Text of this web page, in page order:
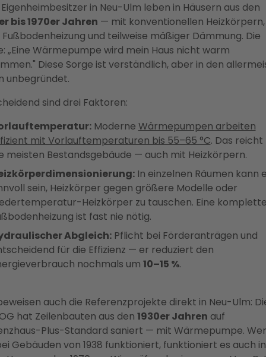
in Neu-Ulm leben in Häusern aus den
bis 1970er Jahren — mit konventionellen Heizkörpern,
und teilweise mäßiger Dämmung. Die
„Eine Wärmepumpe wird mein Haus nicht warm
Diese Sorge ist verständlich, aber in den
unbegründet.
sind drei Faktoren:
Moderne Wärmepumpen arbeiten
mit Vorlauftemperaturen bis 55–65 °C. Das reicht
meisten Bestandsgebäude — auch mit Heizkörpern.
In einzelnen Räumen kann
sein, Heizkörper gegen größere Modelle oder
Heizkörper zu tauschen. Eine
ist fast nie nötig.
Abgleich:Pflicht bei Förderanträgen und
für die Effizienz — er reduziert den
nochmals um 10–15 %.
auch die Referenzprojekte direkt in Neu-Ulm:
hat Zeilenbauten aus den 1930er Jahren auf
Plus-Standard saniert — mit Wärmepumpe.
Gebäuden von 1938 funktioniert, funktioniert es auch in